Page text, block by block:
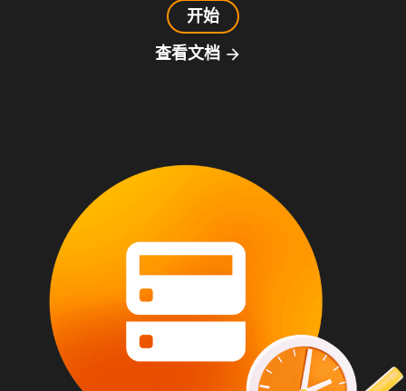
开始
查看文档 arrow_forward